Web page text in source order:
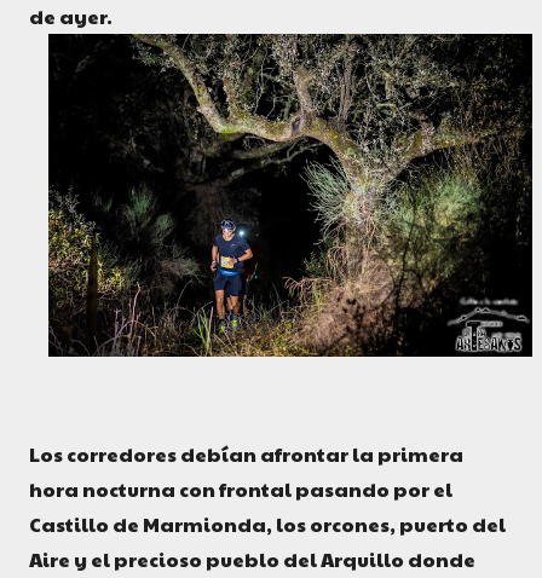
de ayer.
Los corredores debían afrontar la primera
hora nocturna con frontal pasando por el
Castillo de Marmionda, los orcones, puerto del
Aire y el precioso pueblo del Arquillo donde